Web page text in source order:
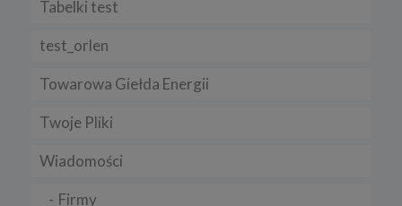
Tabelki test
test_orlen
Towarowa Giełda Energii
Twoje Pliki
Wiadomości
Firmy